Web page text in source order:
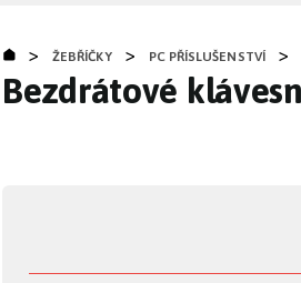
> ŽEBŘÍČKY > PC PŘÍSLUŠENSTVÍ >
Bezdrátové